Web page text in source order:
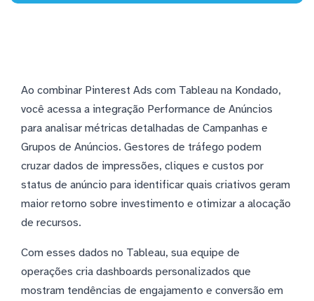
Ao combinar Pinterest Ads com Tableau na Kondado,
você acessa a integração Performance de Anúncios
para analisar métricas detalhadas de Campanhas e
Grupos de Anúncios. Gestores de tráfego podem
cruzar dados de impressões, cliques e custos por
status de anúncio para identificar quais criativos geram
maior retorno sobre investimento e otimizar a alocação
de recursos.
Com esses dados no Tableau, sua equipe de
operações cria dashboards personalizados que
mostram tendências de engajamento e conversão em